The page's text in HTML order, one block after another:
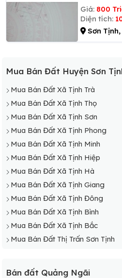
Giá: 800
Diện tích:
Sơn
Mua Bán Đất Huyện Sơn
Mua Bán Đất Xã Tịnh Trà
Mua Bán Đất Xã Tịnh Thọ
Mua Bán Đất Xã Tịnh Sơn
Mua Bán Đất Xã Tịnh Phong
Mua Bán Đất Xã Tịnh Minh
Mua Bán Đất Xã Tịnh Hiệp
Mua Bán Đất Xã Tịnh Hà
Mua Bán Đất Xã Tịnh Giang
Mua Bán Đất Xã Tịnh Đông
Mua Bán Đất Xã Tịnh Bình
Mua Bán Đất Xã Tịnh Bắc
Mua Bán Đất Thị Trấn Sơn Tịnh
Bán đất Quảng Ngãi